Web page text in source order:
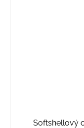
Softshellový